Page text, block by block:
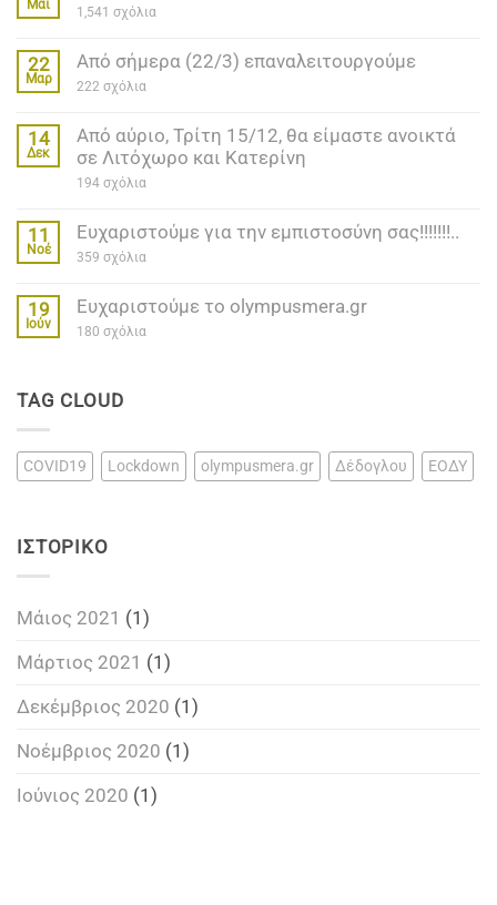
Μάι 1,541 σχόλια
22
Μαρ
Από σήμερα (22/3) επαναλειτουργούμε
222 σχόλια
(22/3)
επαναλειτουργούμε
14
Δεκ
Από αύριο, Τρίτη 15/12, θα είμαστε ανοικτά
σε Λιτόχωρο και Κατερίνη
194 σχόλια
Τρίτη
15/12,
θα
σε
και
11
Νοέ
Ευχαριστούμε για την εμπιστοσύνη σας!!!!!!!..
359 σχόλια
την
εμπιστοσύνη
σας!!!!!!!..
19
Ιούν
Ευχαριστούμε το olympusmera.gr
180 σχόλια
TAG CLOUD
COVID19 Lockdown olympusmera.gr Δέδογλου ΕΟΔΥ
ΙΣΤΟΡΙΚΌ
Μάιος 2021 (1)
Μάρτιος 2021 (1)
Δεκέμβριος 2020 (1)
Νοέμβριος 2020 (1)
Ιούνιος 2020 (1)